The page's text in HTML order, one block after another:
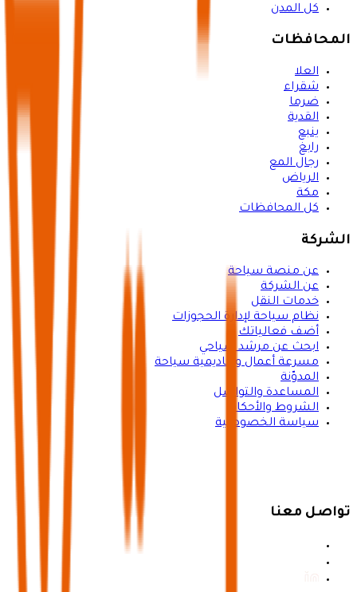
كل المدن
المحافظات
العلا
شقراء
ضرما
القدية
ينبع
رابغ
رجال المع
الرياض
مكة
كل المحافظات
الشركة
عن منصة سياحة
عن الشركة
خدمات النقل
نظام سياحة لإدارة الحجوزات
أضف فعالياتك
ابحث عن مرشد سياحي
مسرعة أعمال وأكاديمية سياحة
المدوّنة
المساعدة والتواصل
الشروط والأحكام
سياسة الخصوصية
تواصل معنا